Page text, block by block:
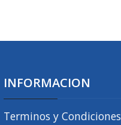
INFORMACION
Terminos y Condiciones